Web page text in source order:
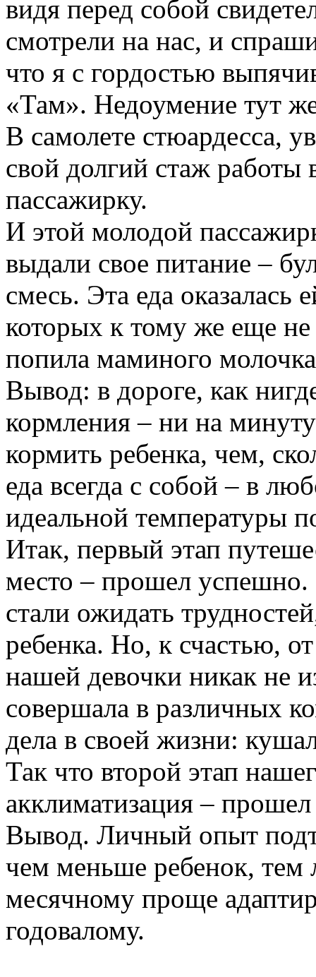
видя перед собой
смотрели на нас, и
что я с гордостью
«Там». Недоумение тут
В самолете стюардесса,
свой долгий стаж
пассажирку.
И этой молодой
выдали свое питание –
смесь. Эта еда оказалась
которых к тому же еще не
попила маминого молочка
Вывод: в дороге, как
кормления – ни на
кормить ребенка, чем,
еда всегда с собой – в
идеальной температуры
Итак, первый этап
место – прошел
стали ожидать
ребенка. Но, к счастью, от
нашей девочки никак не
совершала в различных
дела в своей жизни:
Так что второй этап
акклиматизация –
Вывод. Личный опыт
чем меньше ребенок, тем
месячному проще
годовалому.